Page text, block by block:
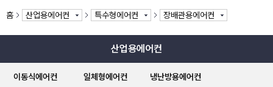
홈 산업용에어컨 특수형에어컨 장배관용에어컨
산업용에어컨
이동식에어컨 일체형에어컨 냉난방용에어컨